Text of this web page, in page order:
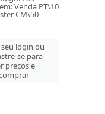
Venda PT\10
CM\50
seu login ou
se para
preços e